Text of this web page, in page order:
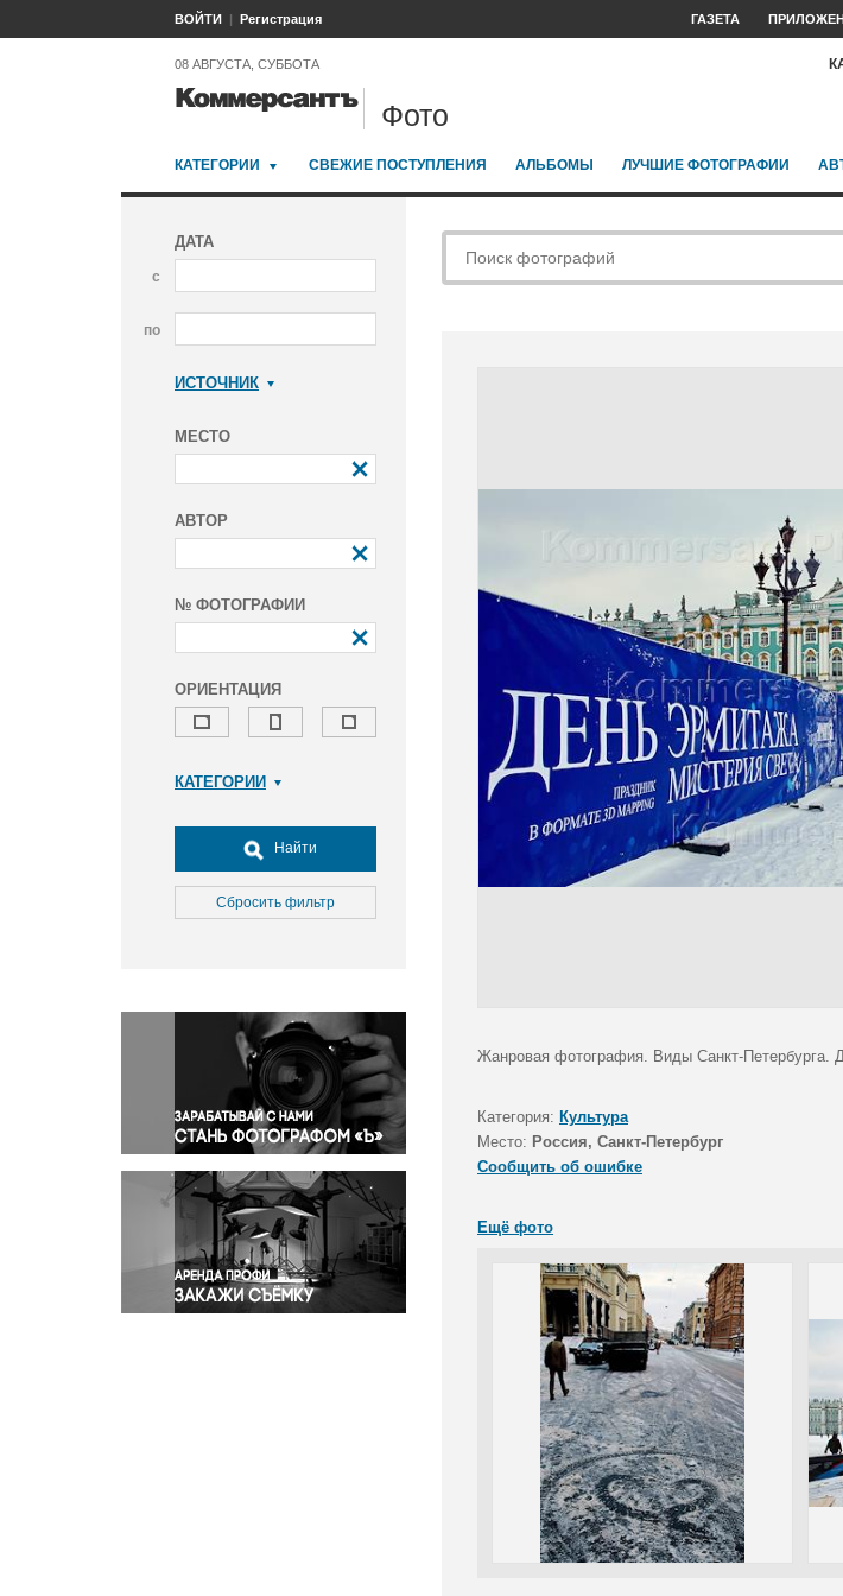
ВОЙТИ Регистрация ГАЗЕТА
08 АВГУСТА, СУББОТА
Фото
КАТЕГОРИИ СВЕЖИЕ ПОСТУПЛЕНИЯ АЛЬБОМЫ ЛУЧШИЕ ФОТОГРАФИИ
ДАТА
с
по
ИСТОЧНИК
МЕСТО
АВТОР
№ ФОТОГРАФИИ
ОРИЕНТАЦИЯ
КАТЕГОРИИ
Досуг, туризм и отдых
Культура
Медицина
Окружающая среда
Политика
Правосудие
Происшествия и конфликты
Религия
Светская жизнь
Спорт
Экология
Экономика и бизнес
Найти
Сбросить фильтр
Жанровая фотография. Виды Санкт-Петербурга.
Категория: Культура
Место: Россия, Санкт-Петербург
Сообщить об ошибке
Ещё фото